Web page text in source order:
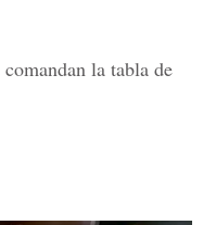
la tabla de